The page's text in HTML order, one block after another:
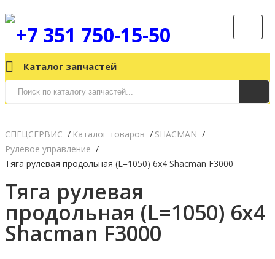
+7 351 750-15-50
Каталог запчастей
СПЕЦСЕРВИС Каталог товаров
SHACMAN
Рулевое управление
Тяга рулевая продольная (L=1050) 6х4 Shacman F3000
Тяга рулевая
продольная (L=1050) 6х4
Shacman F3000